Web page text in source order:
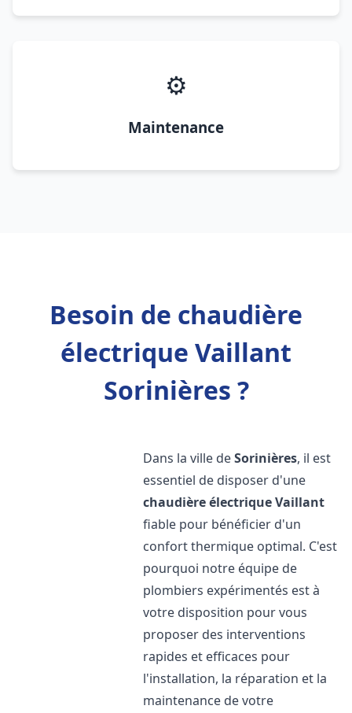
⚙️
Maintenance
Besoin de chaudière
électrique Vaillant
Sorinières ?
Dans la ville deSorinières, il est
essentiel de disposer d'une
chaudière électrique Vaillant
fiable pour bénéficier d'un
confort thermique optimal. C'est
pourquoi notre équipe de
plombiers expérimentés est à
votre disposition pour vous
proposer des interventions
rapides et efficaces pour
l'installation, la réparation et la
maintenance de votre